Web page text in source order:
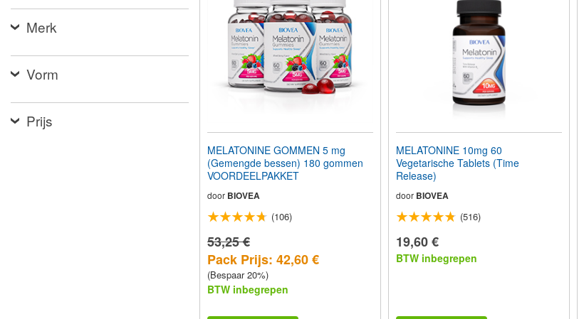
aan
die
een
schermlezer
Druk
op
Control-
Merk
Vorm
Prijs
MELATONINE GOMMEN 5 mg
(Gemengde bessen) 180 gommen
VOORDEELPAKKET
door BIOVEA
(106)
53,25 €
Pack Prijs: 42,60 €
(Bespaar 20%)
BTW inbegrepen
MELATONINE 10mg 60
Vegetarische Tablets (Time
Release)
door BIOVEA
(516)
19,60 €
BTW inbegrepen